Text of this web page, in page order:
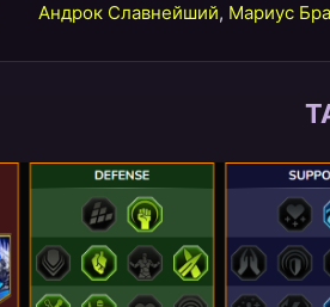
Андрок Славнейший, Мариус